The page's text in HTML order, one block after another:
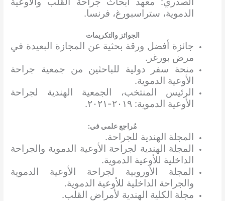
الدموية، ستراسبورغ، فرنسا.
الجوائز والتكريمات
جائزة أفضل ورقة بحثية عن المجازة البعيدة في
مرض بورغر.
منحة سفر دولية للباحثين من جمعية جراحة
الأوعية الدموية.
الرئيس المنتخب، الجمعية الهندية لجراحة
الأوعية الدموية: ٢٠١٩-٢٠٢١.
مُراجع علمي في:
المجلة الهندية للجراحة.
المجلة الهندية لجراحة الأوعية الدموية والجراحة
الداخلية للأوعية الدموية.
المجلة الأوروبية لجراحة الأوعية الدموية
والجراحة الداخلية للأوعية الدموية.
مجلة الكلية الهندية لأمراض القلب.